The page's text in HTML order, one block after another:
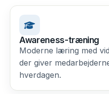
Awareness-træning
Moderne læring med
der giver
hverdagen.